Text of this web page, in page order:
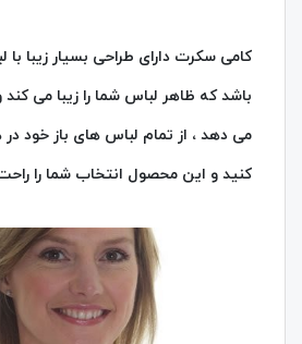
کامی سکرت دارای طراحی بسیار زیبا
باشد که ظاهر لباس شما را زیبا می کند
می دهد ، از تمام لباس های باز خود در
کنید و این محصول انتخاب شما را